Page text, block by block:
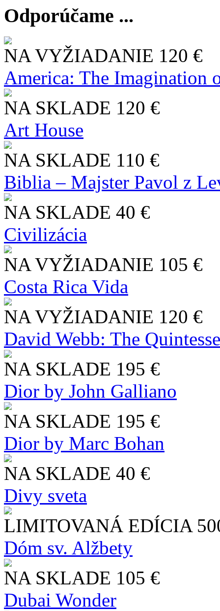
Odporúčame ...
NA VYŽIADANIE 120 €
America: The Imagination
NA SKLADE 120 €
Art House
NA SKLADE 110 €
Biblia – Majster Pavol z
NA SKLADE 40 €
Civilizácia
NA VYŽIADANIE 105 €
Costa Rica Vida
NA VYŽIADANIE 120 €
David Webb: The
NA SKLADE 195 €
Dior by John Galliano
NA SKLADE 195 €
Dior by Marc Bohan
NA SKLADE 40 €
Divy sveta
LIMITOVANÁ EDÍCIA
Dóm sv. Alžbety
NA SKLADE 105 €
Dubai Wonder